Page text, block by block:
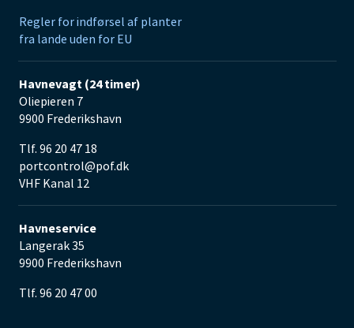
Regler for indførsel af planter
fra lande uden for EU
Havnevagt (24 timer)
Oliepieren 7
9900 Frederikshavn
Tlf. 96 20 47 18
portcontrol@pof.dk
VHF Kanal 12
Havneservice
Langerak 35
9900 Frederikshavn
Tlf. 96 20 47 00